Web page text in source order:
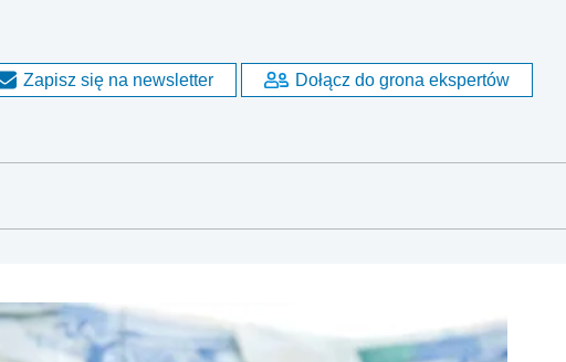
Zapisz się na newsletter Dołącz do grona ekspertów